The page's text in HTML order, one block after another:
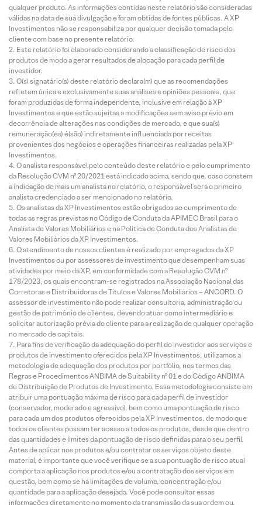
qualquer produto. As informações contidas neste relatório são consideradas
válidas na data de sua divulgação e foram obtidas de fontes públicas. A XP
Investimentos não se responsabiliza por qualquer decisão tomada pelo
cliente com base no presente relatório.
Este relatório foi elaborado considerando a classificação de risco dos
produtos de modo a gerar resultados de alocação para cada perfil de
investidor.
O(s) signatário(s) deste relatório declara(m) que as recomendações
refletem única e exclusivamente suas análises e opiniões pessoais, que
foram produzidas de forma independente, inclusive em relação à XP
Investimentos e que estão sujeitas a modificações sem aviso prévio em
decorrência de alterações nas condições de mercado, e que sua(s)
remuneração(es) é(são) indiretamente influenciada por receitas
provenientes dos negócios e operações financeiras realizadas pela XP
Investimentos.
O analista responsável pelo conteúdo deste relatório e pelo cumprimento
da Resolução CVM nº 20/2021 está indicado acima, sendo que, caso constem
a indicação de mais um analista no relatório, o responsável será o primeiro
analista credenciado a ser mencionado no relatório.
Os analistas da XP Investimentos estão obrigados ao cumprimento de
todas as regras previstas no Código de Conduta da APIMEC Brasil para o
Analista de Valores Mobiliários e na Política de Conduta dos Analistas de
Valores Mobiliários da XP Investimentos.
O atendimento de nossos clientes é realizado por empregados da XP
Investimentos ou por assessores de investimento que desempenham suas
atividades por meio da XP, em conformidade com a Resolução CVM nº
178/2023, os quais encontram-se registrados na Associação Nacional das
Corretoras e Distribuidoras de Títulos e Valores Mobiliários – ANCORD. O
assessor de investimento não pode realizar consultoria, administração ou
gestão de patrimônio de clientes, devendo atuar como intermediário e
solicitar autorização prévia do cliente para a realização de qualquer operação
no mercado de capitais.
Para fins de verificação da adequação do perfil do investidor aos serviços e
produtos de investimento oferecidos pela XP Investimentos, utilizamos a
metodologia de adequação dos produtos por portfólio, nos termos das
Regras e Procedimentos ANBIMA de Suitability nº 01 e do Código ANBIMA
de Distribuição de Produtos de Investimento. Essa metodologia consiste em
atribuir uma pontuação máxima de risco para cada perfil de investidor
(conservador, moderado e agressivo), bem como uma pontuação de risco
para cada um dos produtos oferecidos pela XP Investimentos, de modo que
todos os clientes possam ter acesso a todos os produtos, desde que dentro
das quantidades e limites da pontuação de risco definidas para o seu perfil.
Antes de aplicar nos produtos e/ou contratar os serviços objeto deste
material, é importante que você verifique se a sua pontuação de risco atual
comporta a aplicação nos produtos e/ou a contratação dos serviços em
questão, bem como se há limitações de volume, concentração e/ou
quantidade para a aplicação desejada. Você pode consultar essas
informações diretamente no momento da transmissão da sua ordem ou,